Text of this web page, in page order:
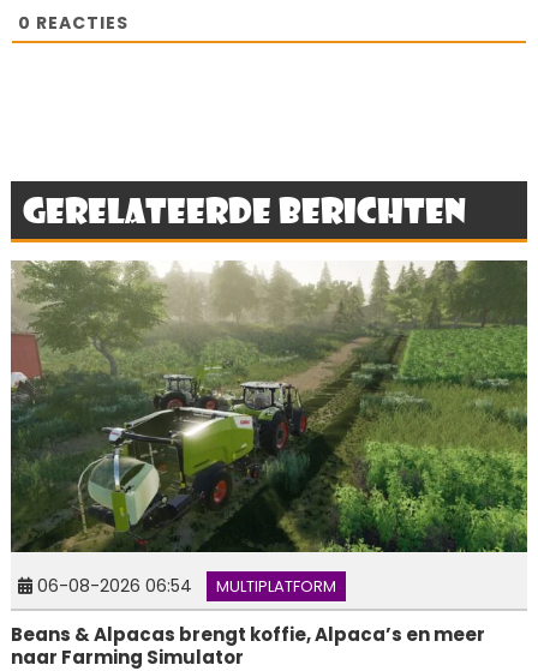
0 REACTIES
Gerelateerde berichten
06-08-2026 06:54 MULTIPLATFORM
Beans & Alpacas brengt koffie, Alpaca’s en meer
naar Farming Simulator